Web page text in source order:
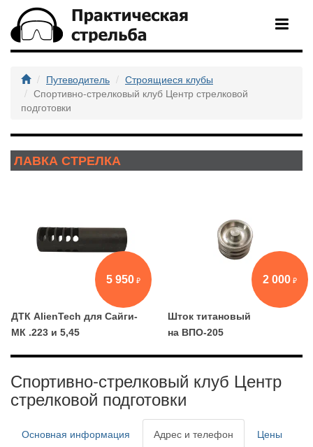
Путеводитель
Строящиеся клубы
Спортивно-стрелковый клуб Центр стрелковой
подготовки
ЛАВКА СТРЕЛКА
5 950
ДТК AlienTech для Сайги-
МК .223 и 5,45
2 000
Шток титановый
на ВПО-205
Спортивно-стрелковый клуб Центр
стрелковой подготовки
Основная информация Адрес и телефон Цены